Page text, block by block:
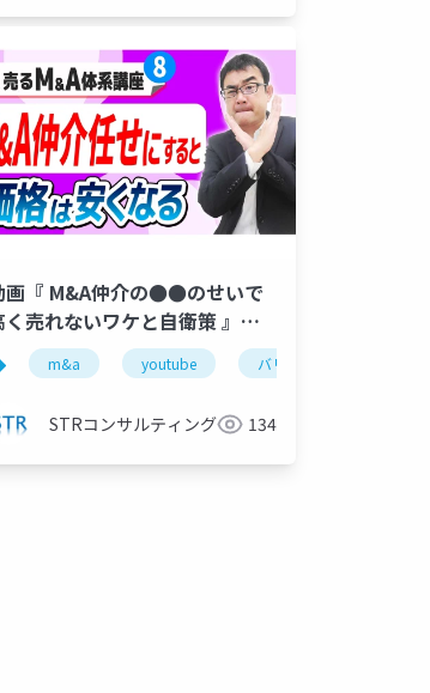
公認会計士 古旗淳一
ィング 公認会計士 古旗淳一
画『 M&A仲介の●●のせいで
く売れないワケと自衛策 』で
影した資料
m&a youtube バリュエーション
STRコンサルティング 134